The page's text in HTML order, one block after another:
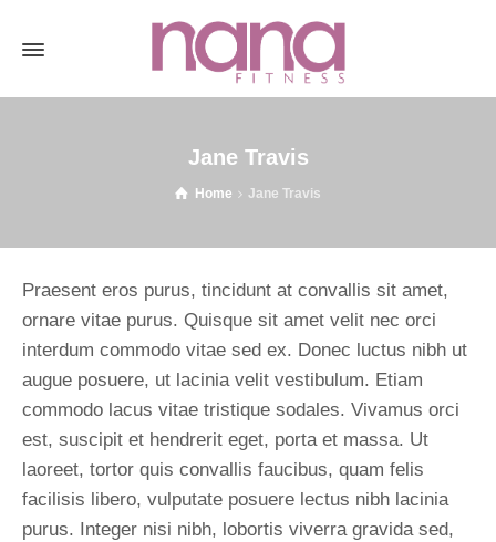
Jane Travis
Home Jane Travis
Praesent eros purus, tincidunt at convallis sit amet,
ornare vitae purus. Quisque sit amet velit nec orci
interdum commodo vitae sed ex. Donec luctus nibh ut
augue posuere, ut lacinia velit vestibulum. Etiam
commodo lacus vitae tristique sodales. Vivamus orci
est, suscipit et hendrerit eget, porta et massa. Ut
laoreet, tortor quis convallis faucibus, quam felis
facilisis libero, vulputate posuere lectus nibh lacinia
purus. Integer nisi nibh, lobortis viverra gravida sed,